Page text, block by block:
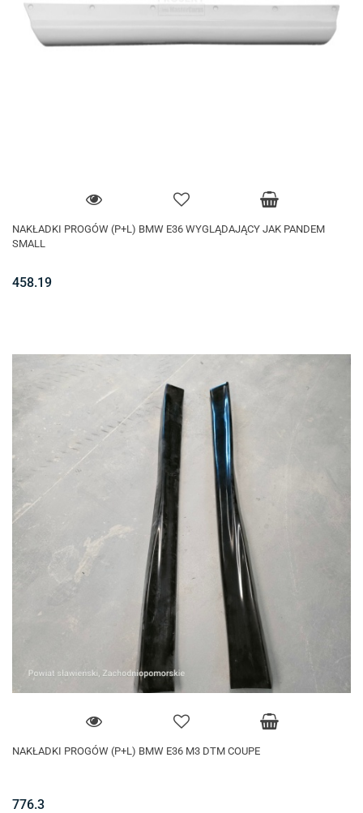
NAKŁADKI PROGÓW (P+L) BMW E36 WYGLĄDAJĄCY JAK PANDEM
SMALL
458.19
NAKŁADKI PROGÓW (P+L) BMW E36 M3 DTM COUPE
776.3